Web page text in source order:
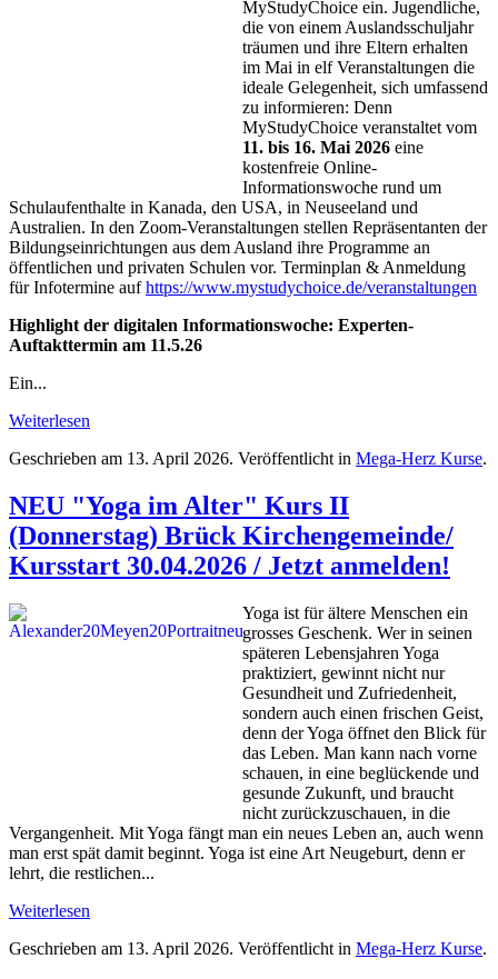
MyStudyChoice ein. Jugendliche,
die von einem Auslandsschuljahr
träumen und ihre Eltern erhalten
im Mai in elf Veranstaltungen die
ideale Gelegenheit, sich umfassend
zu informieren: Denn
MyStudyChoice veranstaltet vom
11. bis 16. Mai 2026 eine
kostenfreie Online-
Informationswoche rund um
Schulaufenthalte in Kanada, den USA, in Neuseeland und
Australien. In den Zoom-Veranstaltungen stellen Repräsentanten der
Bildungseinrichtungen aus dem Ausland ihre Programme an
öffentlichen und privaten Schulen vor. Terminplan & Anmeldung
für Infotermine aufhttps://www.mystudychoice.de/veranstaltungen
Highlight der digitalen Informationswoche: Experten-
Auftakttermin am 11.5.26
Ein...
Weiterlesen
Geschrieben am 13. April 2026. Veröffentlicht in Mega-Herz Kurse.
NEU "Yoga im Alter" Kurs II
(Donnerstag) Brück Kirchengemeinde/
Kursstart 30.04.2026 / Jetzt anmelden!
Yoga ist für ältere Menschen ein
grosses Geschenk. Wer in seinen
späteren Lebensjahren Yoga
praktiziert, gewinnt nicht nur
Gesundheit und Zufriedenheit,
sondern auch einen frischen Geist,
denn der Yoga öffnet den Blick für
das Leben. Man kann nach vorne
schauen, in eine beglückende und
gesunde Zukunft, und braucht
nicht zurückzuschauen, in die
Vergangenheit. Mit Yoga fängt man ein neues Leben an, auch wenn
man erst spät damit beginnt. Yoga ist eine Art Neugeburt, denn er
lehrt, die restlichen...
Weiterlesen
Geschrieben am 13. April 2026. Veröffentlicht in Mega-Herz Kurse.